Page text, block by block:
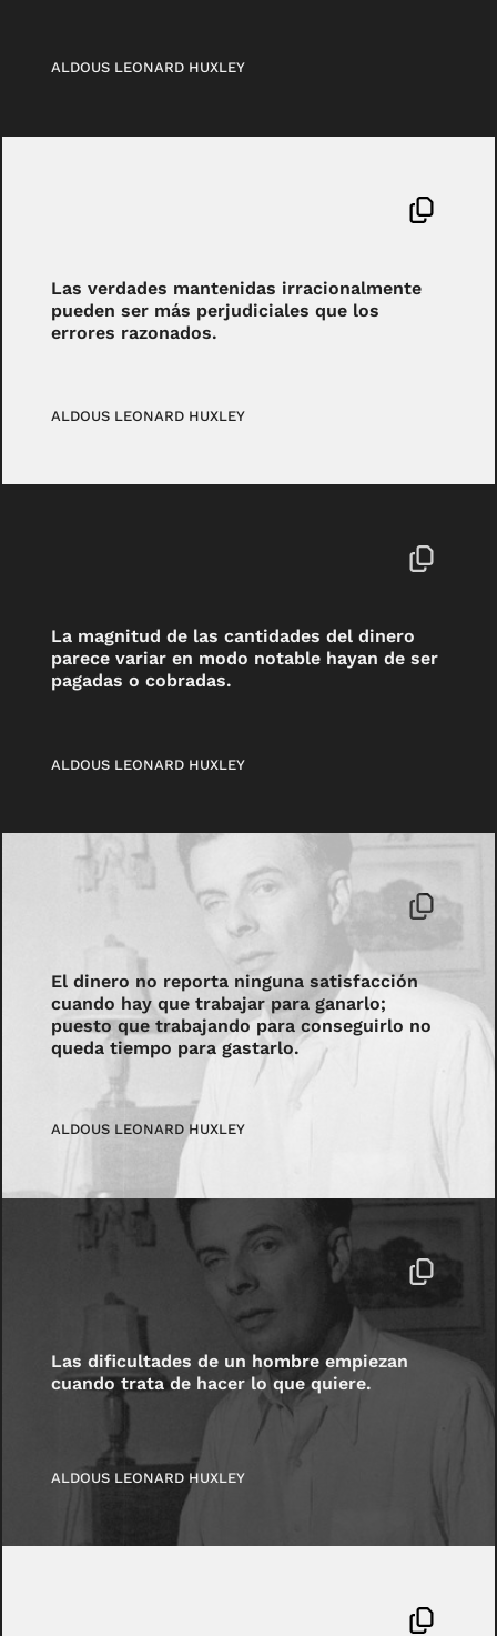
ALDOUS LEONARD HUXLEY
Las verdades mantenidas irracionalmente
pueden ser más perjudiciales que los
errores razonados.
ALDOUS LEONARD HUXLEY
La magnitud de las cantidades del dinero
parece variar en modo notable hayan de ser
pagadas o cobradas.
ALDOUS LEONARD HUXLEY
El dinero no reporta ninguna satisfacción
cuando hay que trabajar para ganarlo;
puesto que trabajando para conseguirlo no
queda tiempo para gastarlo.
ALDOUS LEONARD HUXLEY
Las dificultades de un hombre empiezan
cuando trata de hacer lo que quiere.
ALDOUS LEONARD HUXLEY